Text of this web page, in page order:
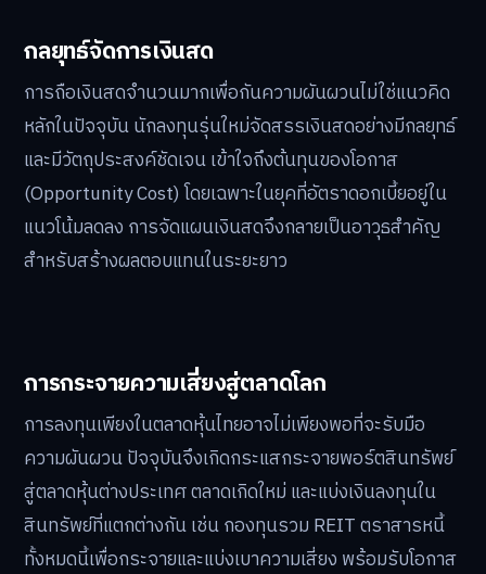
กลยุทธ์จัดการเงินสด
การถือเงินสดจำนวนมากเพื่อกันความผันผวนไม่ใช่แนวคิด
หลักในปัจจุบัน นักลงทุนรุ่นใหม่จัดสรรเงินสดอย่างมีกลยุทธ์
และมีวัตถุประสงค์ชัดเจน เข้าใจถึงต้นทุนของโอกาส
(Opportunity Cost) โดยเฉพาะในยุคที่อัตราดอกเบี้ยอยู่ใน
แนวโน้มลดลง การจัดแผนเงินสดจึงกลายเป็นอาวุธสำคัญ
สำหรับสร้างผลตอบแทนในระยะยาว
การกระจายความเสี่ยงสู่ตลาดโลก
การลงทุนเพียงในตลาดหุ้นไทยอาจไม่เพียงพอที่จะรับมือ
ความผันผวน ปัจจุบันจึงเกิดกระแสกระจายพอร์ตสินทรัพย์
สู่ตลาดหุ้นต่างประเทศ ตลาดเกิดใหม่ และแบ่งเงินลงทุนใน
สินทรัพย์ที่แตกต่างกัน เช่น กองทุนรวม REIT ตราสารหนี้
ทั้งหมดนี้เพื่อกระจายและแบ่งเบาความเสี่ยง พร้อมรับโอกาส